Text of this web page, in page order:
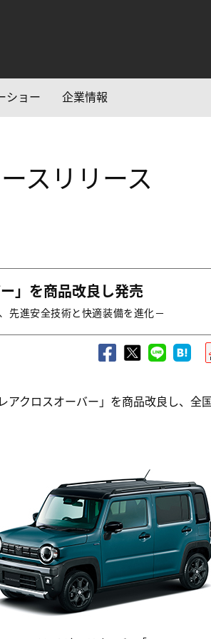
ショー 企業情報
スリリース
」を商品改良し発売
先進安全技術と快適装備を進化－
アクロスオーバー」を商品改良し、全